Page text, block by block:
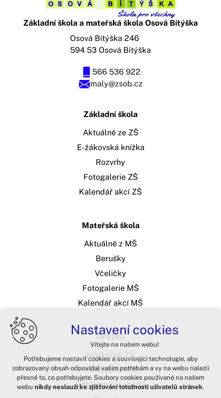
Základní škola a mateřská škola Osová Bítýška
maly@zsob.cz
566 536 922
Osová Bítýška 246
594 53 Osová Bítýška
Základní škola
Aktuálně ze ZŠ
E-žákovská knížka
Rozvrhy
Fotogalerie ZŠ
Kalendář akcí ZŠ
Mateřská škola
Aktuálně z MŠ
Berušky
Včeličky
Fotogalerie MŠ
Kalendář akcí MŠ
Družina
Jídelníček ZŠ
Jídelníček MŠ
Odhlašování obědů
Nastavení cookies
Vítejte na našem webu!
Potřebujeme nastavit cookies a související technologie, aby
zobrazovaný obsah odpovídal vašim potřebám a vy na webu nalezli
přesně to, co potřebujete. Soubory cookies používané na našem
webu nikdy neslouží ke zjišťování totožnosti uživatelů stránek.